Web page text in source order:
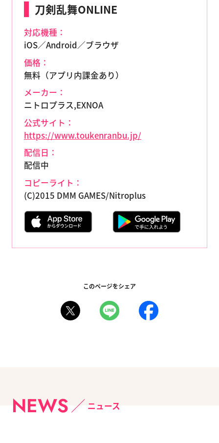
刀剣乱舞ONLINE
対応機種：
iOS／Android／ブラウザ
価格：
無料（アプリ内課金あり）
メーカー：
ニトロプラス,EXNOA
公式サイト：
https://www.toukenranbu.jp/
配信日：
配信中
コピーライト：
(C)2015 DMM GAMES/Nitroplus
このページをシェア
NEWS ニュース